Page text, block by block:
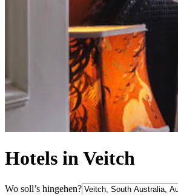
Hotels in Veitch
Wo soll’s hingehen?